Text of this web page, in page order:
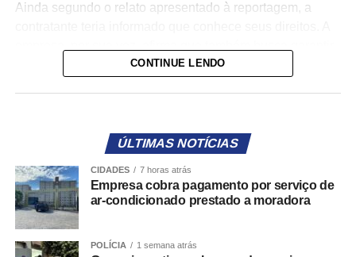
Ainda segundo o relato apresentado à reportagem, a
o recebimento pelo serviço que declara ter realizado.
entendimento com a contratante.
COMENTE ABAIXO:
WhatsApp
Facebook
CONTINUE LENDO
ÚLTIMAS NOTÍCIAS
CIDADES 7 horas atrás
Empresa cobra pagamento por serviço de
ar-condicionado prestado a moradora
POLÍCIA 1 semana atrás